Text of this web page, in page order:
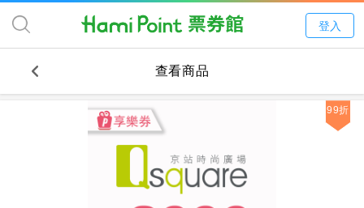
登入
查看商品
99折